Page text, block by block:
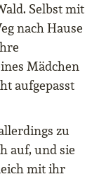
Selbst mit
nach Hause
Mädchen
aufgepasst
zu
auf, und sie
mit ihr